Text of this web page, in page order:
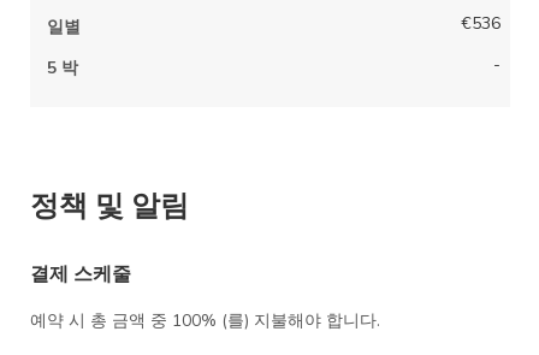
일별
€536
5 박
-
정책 및 알림
결제 스케줄
예약 시 총 금액 중 100% (를) 지불해야 합니다.